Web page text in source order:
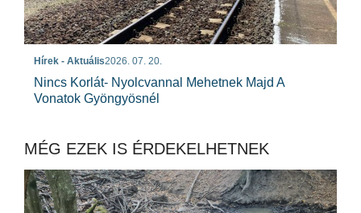
Hírek - Aktuális2026. 07. 20.
Nincs Korlát- Nyolcvannal Mehetnek Majd A
Vonatok Gyöngyösnél
MÉG EZEK IS ÉRDEKELHETNEK